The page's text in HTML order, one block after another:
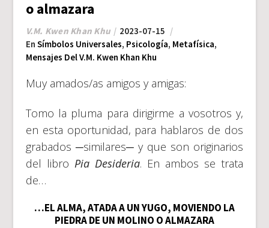
o almazara
V.M. Kwen Khan Khu
2023-07-15
En Símbolos Universales, Psicología, Metafísica,
Mensajes Del V.M. Kwen Khan Khu
Muy amados/as amigos y amigas:
Tomo la pluma para dirigirme a vosotros y,
en esta oportunidad, para hablaros de dos
grabados ─similares─ y que son originarios
del libro Pia Desideria. En ambos se trata
de…
…EL ALMA, ATADA A UN YUGO, MOVIENDO LA
PIEDRA DE UN MOLINO O ALMAZARA